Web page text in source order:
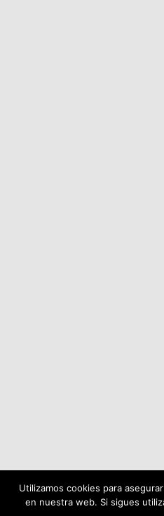
Utilizamos cookies para
en nuestra web. Si sigues